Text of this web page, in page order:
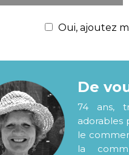
Oui, ajoutez
De
74 ans,
adorables
le
la